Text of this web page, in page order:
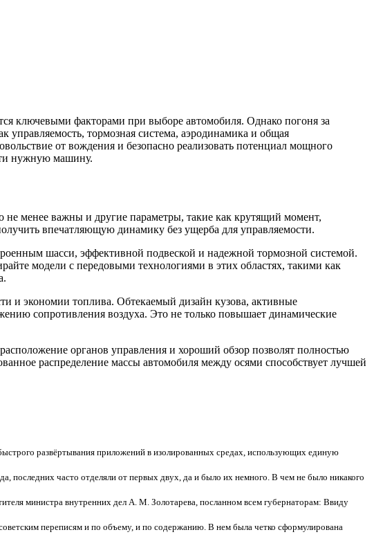
ключевыми факторами при выборе автомобиля. Однако погоня за
управляемость, тормозная система, аэродинамика и общая
от вождения и безопасно реализовать потенциал мощного
нужную машину.
не менее важны и другие параметры, такие как крутящий момент,
впечатляющую динамику без ущерба для управляемости.
шасси, эффективной подвеской и надежной тормозной системой.
модели с передовыми технологиями в этих областях, такими как
и экономии топлива. Обтекаемый дизайн кузова, активные
сопротивления воздуха. Это не только повышает динамические
органов управления и хороший обзор позволят полностью
распределение массы автомобиля между осями способствует лучшей
развёртывания приложений в изолированных средах, использующих единую
последних часто отделяли от первых двух, да и было их немного. В чем не было никакого
министра внутренних дел А. М. Золотарева, посланном всем губернаторам: Ввиду
переписям и по объему, и по содержанию. В нем была четко сформулирована